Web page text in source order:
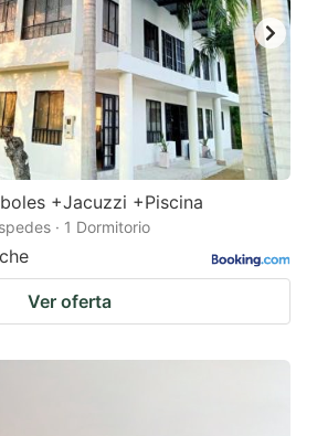
+Jacuzzi +Piscina
· 1 Dormitorio
Ver oferta